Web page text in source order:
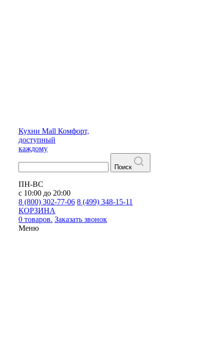
Кухни Mall Комфорт,
доступный
каждому
Поиск
ПН-ВС
с 10:00 до 20:00
8 (800) 302-77-06 8 (499) 348-15-11
КОРЗИНА
0 товаров. Заказать звонок
Меню